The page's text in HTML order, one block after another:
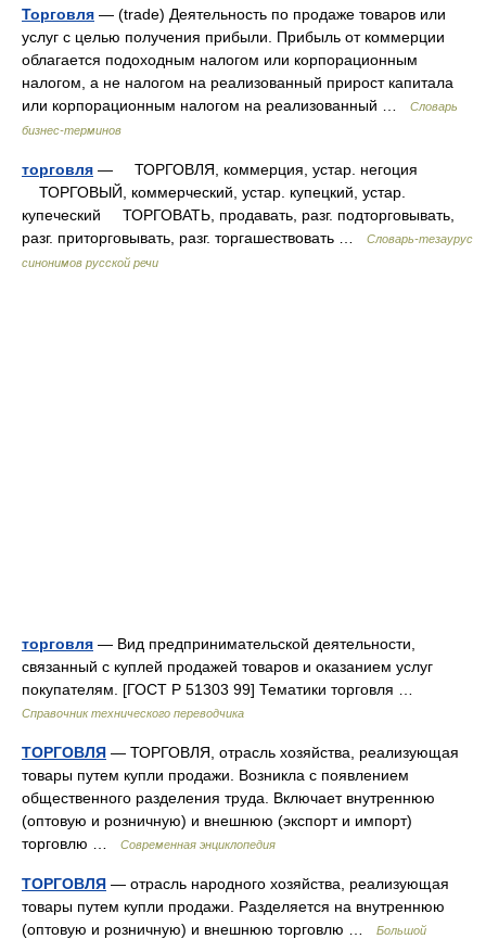
Торговля — (trade) Деятельность по продаже товаров или
услуг с целью получения прибыли. Прибыль от коммерции
облагается подоходным налогом или корпорационным
налогом, а не налогом на реализованный прирост капитала
или корпорационным налогом на реализованный …
Словарь
бизнес-терминов
торговля — ТОРГОВЛЯ, коммерция, устар. негоция
ТОРГОВЫЙ, коммерческий, устар. купецкий, устар.
купеческий ТОРГОВАТЬ, продавать, разг. подторговывать,
разг. приторговывать, разг. торгашествовать …
Словарь-тезаурус
синонимов русской речи
торговля — Вид предпринимательской деятельности,
связанный с куплей продажей товаров и оказанием услуг
покупателям. [ГОСТ Р 51303 99] Тематики торговля …
Справочник технического переводчика
ТОРГОВЛЯ — ТОРГОВЛЯ, отрасль хозяйства, реализующая
товары путем купли продажи. Возникла с появлением
общественного разделения труда. Включает внутреннюю
(оптовую и розничную) и внешнюю (экспорт и импорт)
торговлю …
Современная энциклопедия
ТОРГОВЛЯ — отрасль народного хозяйства, реализующая
товары путем купли продажи. Разделяется на внутреннюю
(оптовую и розничную) и внешнюю торговлю …
Большой